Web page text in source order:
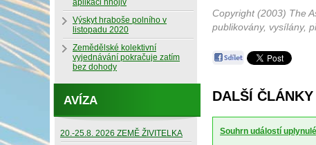
Copyright (2003) The
publikovány, vysílány,
DALŠÍ
Souhrn událostí
aplikaci hnojiv
Výskyt hraboše polního v
listopadu 2020
Zemědělské kolektivní
vyjednávání pokračuje zatím
bez dohody
AVÍZA
20.-25.8. 2026 ZEMĚ ŽIVITELKA